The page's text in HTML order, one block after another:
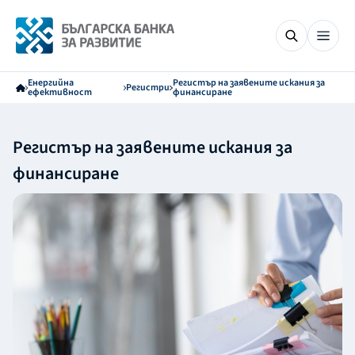
Енергийна
ефективност Регистри Регистър на заявените искания за
финансиране
Регистър на заявените искания за
финансиране